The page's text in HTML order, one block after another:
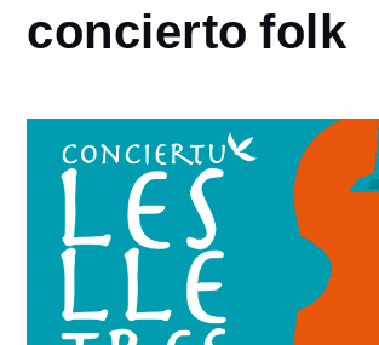
concierto
concierto folk